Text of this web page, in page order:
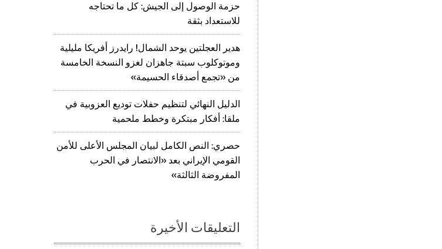
حزمة الوصول إلى الجيش: كل ما تحتاجه
للاستعداد بثقة
هدير العجلتين يوحد الشمال! رايدرز أفريكا مليلية
وموتوكلوب سبتة جاهزان لغزو النسخة الخامسة
من «تجمع أصدقاء الحسيمة»
الدليل النهائي لتنظيم حفلات توديع العزوبية في
ملقا: أفكار مبتكرة وخطط ملحمية
حصري: النص الكامل لبيان المجلس الأعلى للأمن
القومي الإيراني بعد «الانتصار في الحرب
المفروضة الثالثة»
التعليقات الأخيرة